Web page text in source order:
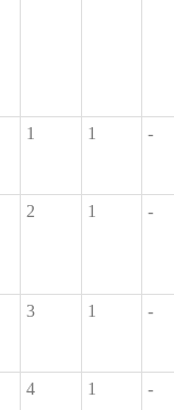
1 1 -
2 1 -
3 1 -
4 1 -